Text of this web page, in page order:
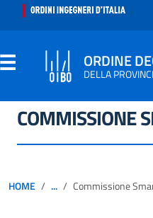
ORDINE
DELLA
ORDINE
COMMISSIONE
HOME ... Commissione